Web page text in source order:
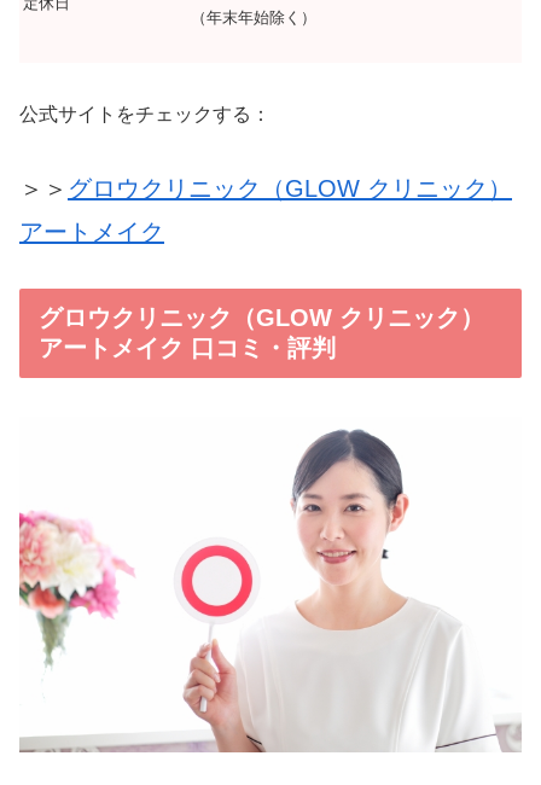
（年末年始除く）
公式サイトをチェックする：
＞＞ グロウクリニック（GLOW クリニック）
アートメイク
グロウクリニック（GLOW クリニック）
アートメイク 口コミ・評判